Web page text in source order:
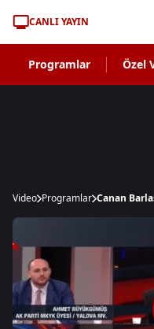
CANLI YAYIN
Programlar Özel
Video Programlar Canan